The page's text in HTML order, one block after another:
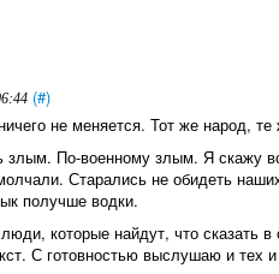
(#)
не меняется. Тот же народ,
злым. По-военному злым. Я скажу
Старались не обидеть
получше водки.
которые найдут, что сказать
С готовностью выслушаю и тех